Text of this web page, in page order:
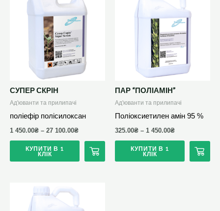
СУПЕР СКРІН
Ад'юванти та прилипачі
поліефір полісилоксан
1 450.00₴ – 27 100.00₴
КУПИТИ В 1
КЛІК
товар
Параметри
можна
ПАР “ПОЛІАМІН”
Ад'юванти та прилипачі
Поліоксиетилен амін 95 %
325.00₴ – 1 450.00₴
КУПИТИ В 1
КЛІК
можна